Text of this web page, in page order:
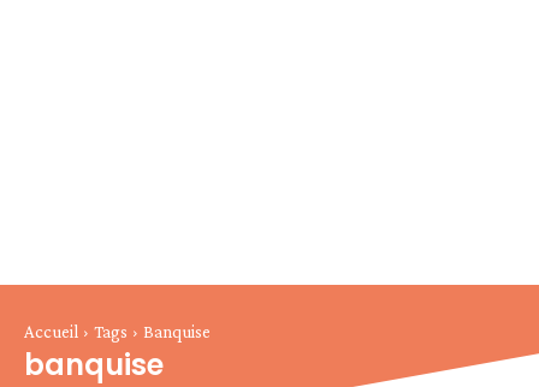
Accueil Tags Banquise
banquise